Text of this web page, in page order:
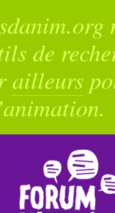
de
ailleurs